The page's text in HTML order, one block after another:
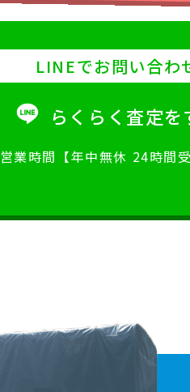
LINEでお問い合わ
らくらく査定を
営業時間【年中無休 24時間受